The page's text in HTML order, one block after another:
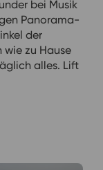
bei Musik
Panorama-
der
wie zu Hause
alles. Lift